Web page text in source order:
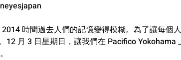
時間過去人們的記憶變得模糊。為了讓每個
12 月 3 日星期日，讓我們在 Pacifico Yokohama